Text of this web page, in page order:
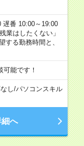
遅番 10:00～19:00
業はしたくない」
る勤務時間と、
能です！
し/パソコンスキル
細へ